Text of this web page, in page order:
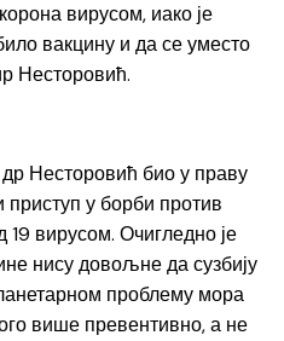
вирусом, иако је
вакцину и да се уместо
Несторовић.
Несторовић био у праву
приступ у борби против
19 вирусом. Очигледно је
нису довољне да сузбију
проблему мора
више превентивно, а не